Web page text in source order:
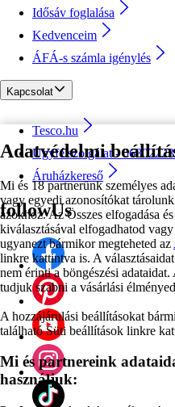
Adatvédelmi
Mi és 18 partnerünk személyes
vagy egyedi azonosítókat
azokhoz. Az Összes elfogadása
kiválasztásával elfogadhatod
ugyanezt bármikor megteheted az
linkre kattintva is. A
nem érinti a böngészési
tudjuk szabni a vásárlási
A hozzájárulási beállításokat
található Süti beállítások linkre
Mi és partnereink
használjuk:
Idősáv foglalása
Kedvenceim
ÁFÁ-s számla igénylés
Kapcsolat
Tesco.hu
Ügyfélszolgálat -
Áruházkereső
followUs